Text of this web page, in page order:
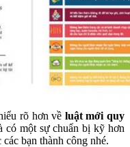
rõ hơn về luật mới quy
có một sự chuẩn bị kỹ hơn
bạn thành công nhé.